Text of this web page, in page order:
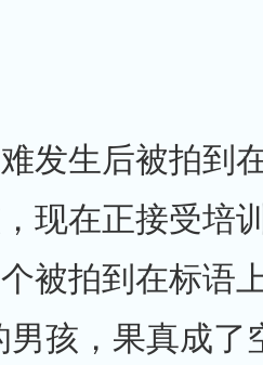
发生后被拍到
现在正接受培
被拍到在标语
男孩，果真成了